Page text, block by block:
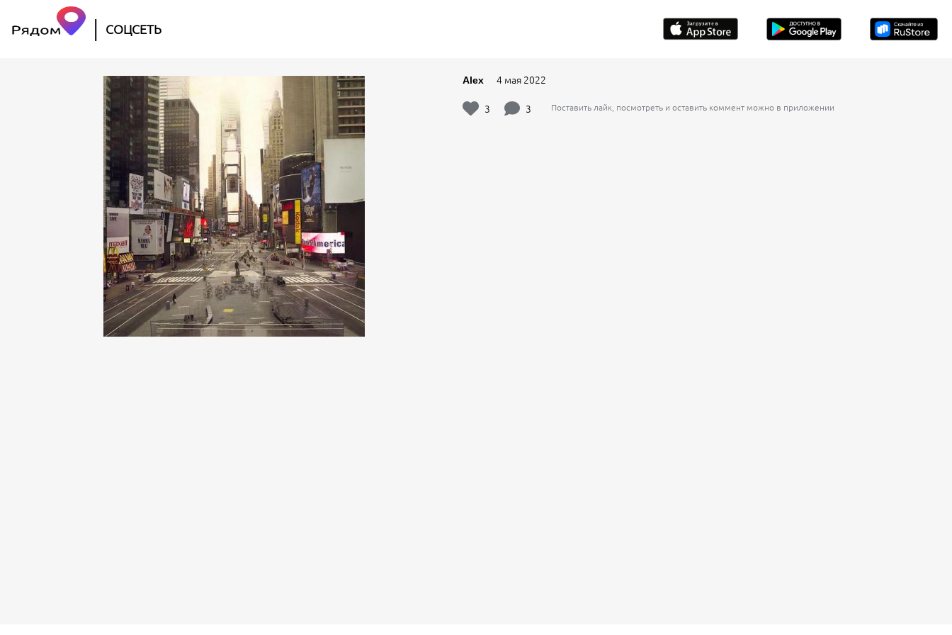
СОЦСЕТЬ
Alex 4 мая 2022
3 3 Поставить лайк, посмотреть и оставить коммент можно в приложении